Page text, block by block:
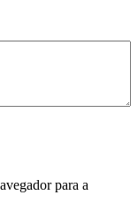
para a